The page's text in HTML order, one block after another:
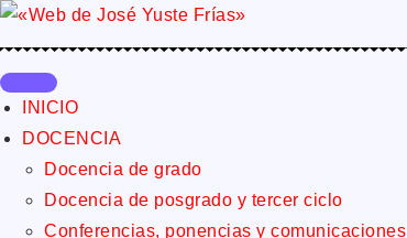
INICIO
DOCENCIA
Docencia de grado
Docencia de posgrado y tercer ciclo
Conferencias, ponencias y comunicaciones